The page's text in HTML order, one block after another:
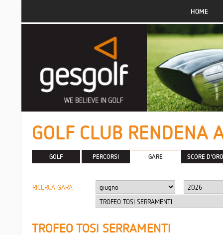
HOME
GOLF CLUB RENDENA
GOLF PERCORSI GARE SCORE D'ORO
RICERCA GARA
TROFEO TOSI SERRAMENTI